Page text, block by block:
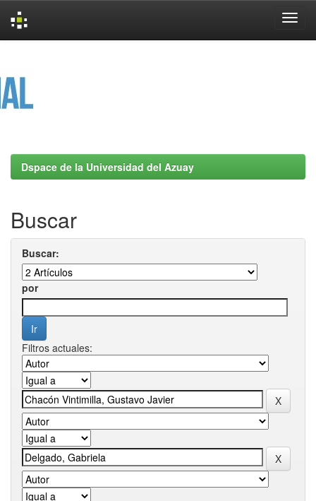
Dspace de la Universidad del Azuay
Buscar
Buscar:
por
Filtros actuales: